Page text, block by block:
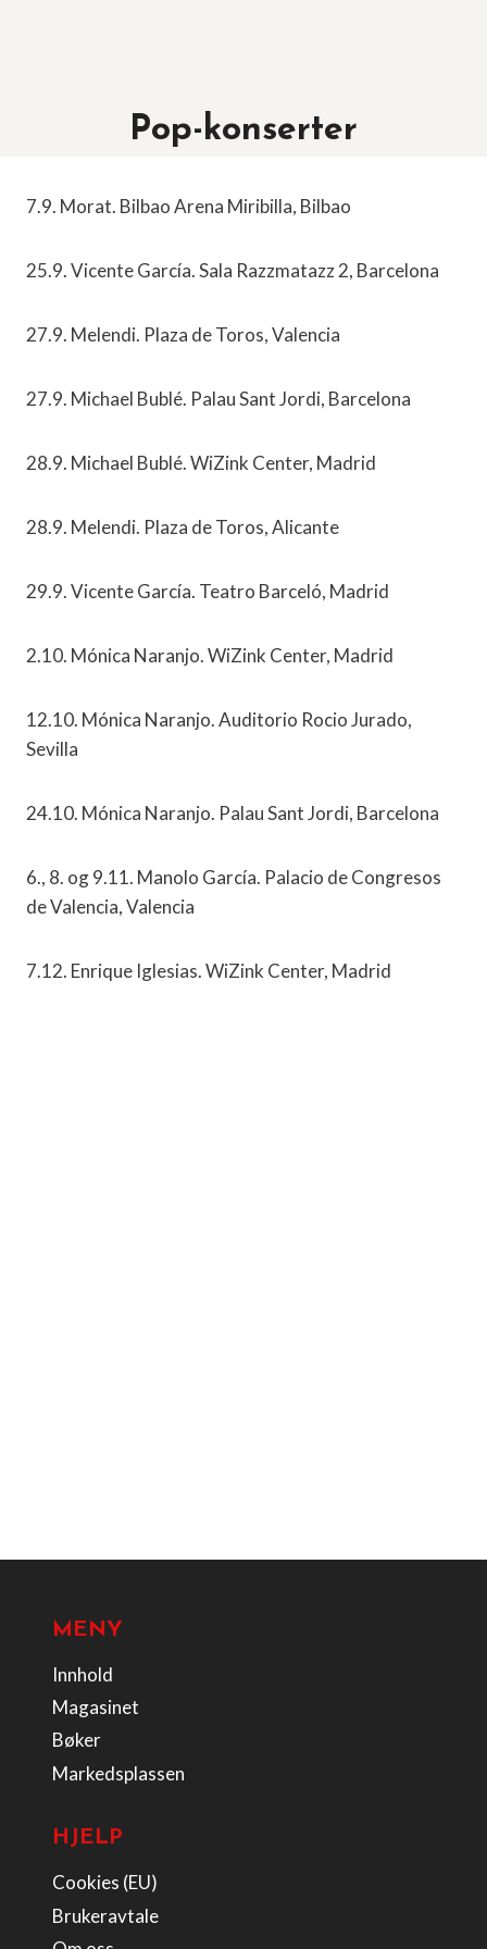
Pop-konserter
7.9. Morat. Bilbao Arena Miribilla, Bilbao
25.9. Vicente García. Sala Razzmatazz 2, Barcelona
27.9. Melendi. Plaza de Toros, Valencia
27.9. Michael Bublé. Palau Sant Jordi, Barcelona
28.9. Michael Bublé. WiZink Center, Madrid
28.9. Melendi. Plaza de Toros, Alicante
29.9. Vicente García. Teatro Barceló, Madrid
2.10. Mónica Naranjo. WiZink Center, Madrid
12.10. Mónica Naranjo. Auditorio Rocio Jurado,
Sevilla
24.10. Mónica Naranjo. Palau Sant Jordi, Barcelona
6., 8. og 9.11. Manolo García. Palacio de Congresos
de Valencia, Valencia
7.12. Enrique Iglesias. WiZink Center, Madrid
MENY
Innhold
Magasinet
Bøker
Markedsplassen
HJELP
Cookies (EU)
Brukeravtale